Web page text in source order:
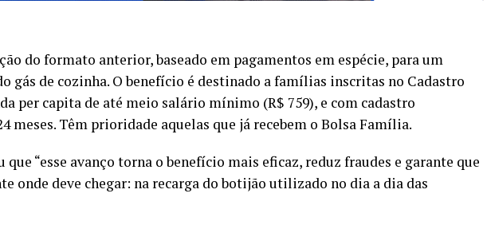
do formato anterior, baseado em pagamentos em espécie, para um
gás de cozinha. O benefício é destinado a famílias inscritas no Cadastro
per capita de até meio salário mínimo (R$ 759), e com cadastro
meses. Têm prioridade aquelas que já recebem o Bolsa Família.
“esse avanço torna o benefício mais eficaz, reduz fraudes e garante que
onde deve chegar: na recarga do botijão utilizado no dia a dia das